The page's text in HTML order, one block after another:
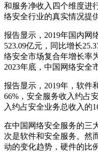
和服务净收入四个维度进
络安全行业的真实情况提
报告显示，2019年国内网
523.09亿元，同比增长
络安全市场复合年增长率
2023年底，中国网络安全
报告显示，2019年，软件
66%，安全服务收入约占
入约占安全业务总收入的
在中国网络安全服务的三
次是软件和安全服务。然
动的变化趋势，硬件的比